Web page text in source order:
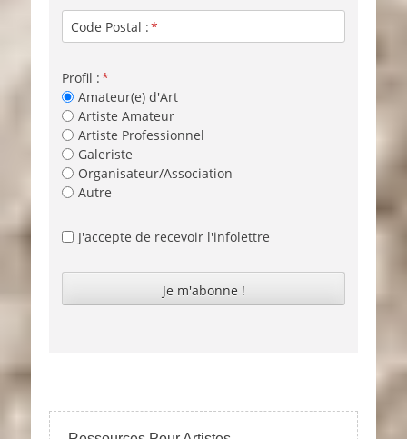
Code Postal :
Profil :
Amateur(e) d'Art
Artiste Amateur
Artiste Professionnel
Galeriste
Organisateur/Association
Autre
J'accepte de recevoir l'infolettre